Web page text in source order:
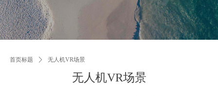
无人机VR场景
首页标题 ꄲ 无人机VR场景